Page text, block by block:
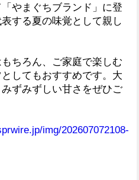
やまぐちブランド」に登
する夏の味覚として親し
ちろん、ご家庭で楽しむ
してもおすすめです。大
ずみずしい甘さをぜひご
img/202607072108-